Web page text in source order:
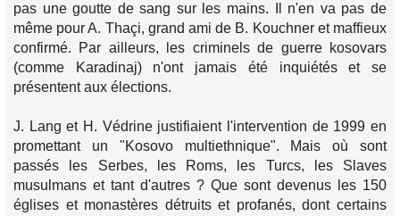
pas une goutte de sang sur les mains. Il n'en va pas de
même pour A. Thaçi, grand ami de B. Kouchner et maffieux
confirmé. Par ailleurs, les criminels de guerre kosovars
(comme Karadinaj) n'ont jamais été inquiétés et se
présentent aux élections.
J. Lang et H. Védrine justifiaient l'intervention de 1999 en
promettant un "Kosovo multiethnique". Mais où sont
passés les Serbes, les Roms, les Turcs, les Slaves
musulmans et tant d'autres ? Que sont devenus les 150
églises et monastères détruits et profanés, dont certains